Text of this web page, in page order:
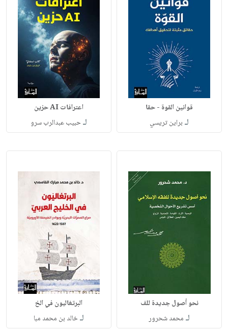
قوانين القوة - حقا
لـ براين تريسي
اعترافات AI حزين
لـحبيب عبدالرب سرو
نحو أصول جديدة للف
لـ محمد شحرور
البرتغاليون في الخ
لـخالد بن محمد مبا